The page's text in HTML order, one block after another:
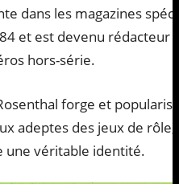
dans les magazines
et est devenu rédacteur
hors-série.
forge et
adeptes des jeux de
une véritable identité.